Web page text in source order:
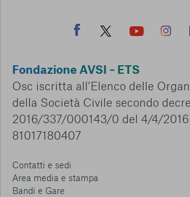
Fondazione AVSI – ETS
Osc iscritta all’Elenco delle
della Società Civile secondo
2016/337/000143/0 del 4/4/2016
81017180407
Contatti e sedi
Area media e stampa
Bandi e Gare